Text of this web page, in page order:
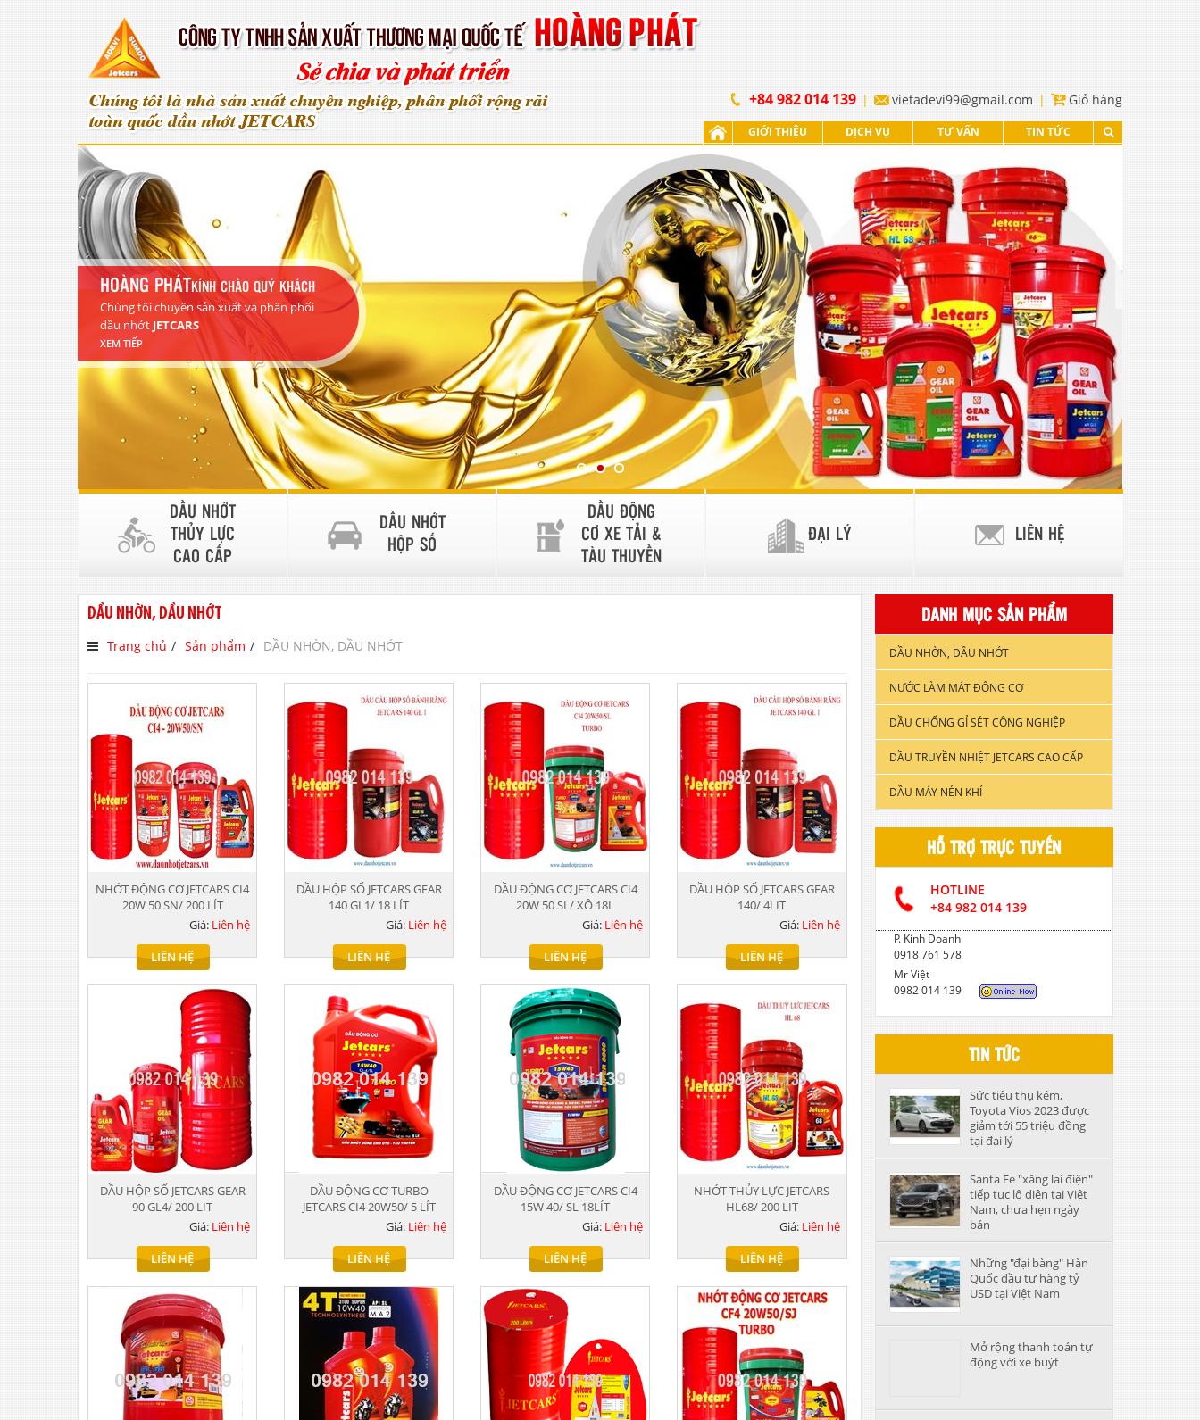
+84 982 014 139 vietadevi99@gmail.com Giỏ hàng
GIỚI THIỆU DỊCH VỤ TƯ VẤN TIN TỨC
HOÀNG PHÁT KÍNH CHÀO QUÝ KHÁCH
Chúng tôi chuyên sản xuất và phân phối
JETCARS
XEM TIẾP
DẦU NHỚT
THỦY LỰC
CAO CẤP
DẦU NHỚT
HỘP SỐ
DẦU ĐỘNG
CƠ XE TẢI &
TÀU THUYỀN
ĐẠI LÝ LIÊN HỆ
DANH MỤC SẢN PHẨM
DẦU NHỜN, DẦU NHỚT
DẦU NHỚT XE GẮN MÁY
DẦU ĐỘNG CƠ XE TẢI & TÀU
THUYỀN
DẦU NHỚT CÔNG NGHIỆP
DẦU NHỚT THỦY LỰC CAO CẤP
DẦU NHỚT HỘP SỐ
NƯỚC LÀM MÁT ĐỘNG CƠ
DẦU CHỐNG GỈ SÉT CÔNG NGHIỆP
DẦU TRUYỀN NHIỆT JETCARS CAO CẤP
DẦU MÁY NÉN KHÍ
HỖ TRỢ TRỰC TUYẾN
HOTLINE
+84 982 014 139
P. Kinh Doanh
0918 761 578
Mr Việt
0982 014 139
TIN TỨC
Sức tiêu thụ kém,
Toyota Vios 2023 được
giảm tới 55 triệu đồng
tại đại lý
Santa Fe "xăng lai điện"
tiếp tục lộ diện tại Việt
Nam, chưa hẹn ngày
bán
Những "đại bàng" Hàn
Quốc đầu tư hàng tỷ
USD tại Việt Nam
Mở rộng thanh toán tự
động với xe buýt
DẦU NHỜN, DẦU NHỚT
Trang chủ Sản phẩm DẦU NHỜN, DẦU NHỚT
NHỚT ĐỘNG CƠ JETCARS CI4
20W 50 SN/ 200 LÍT
Giá: Liên hệ
LIÊN HỆ
DẦU HỘP SỐ JETCARS GEAR
140 GL1/ 18 LÍT
Giá: Liên hệ
LIÊN HỆ
DẦU ĐỘNG CƠ JETCARS CI4
20W 50 SL/ XÔ 18L
Giá: Liên hệ
LIÊN HỆ
DẦU HỘP SỐ JETCARS GEAR
140/ 4LIT
Giá: Liên hệ
LIÊN HỆ
DẦU HỘP SỐ JETCARS GEAR
90 GL4/ 200 LIT
Giá: Liên hệ
LIÊN HỆ
DẦU ĐỘNG CƠ TURBO
JETCARS CI4 20W50/ 5 LÍT
Giá: Liên hệ
LIÊN HỆ
DẦU ĐỘNG CƠ JETCARS CI4
15W 40/ SL 18LÍT
Giá: Liên hệ
LIÊN HỆ
NHỚT THỦY LỰC JETCARS
HL68/ 200 LIT
Giá: Liên hệ
LIÊN HỆ